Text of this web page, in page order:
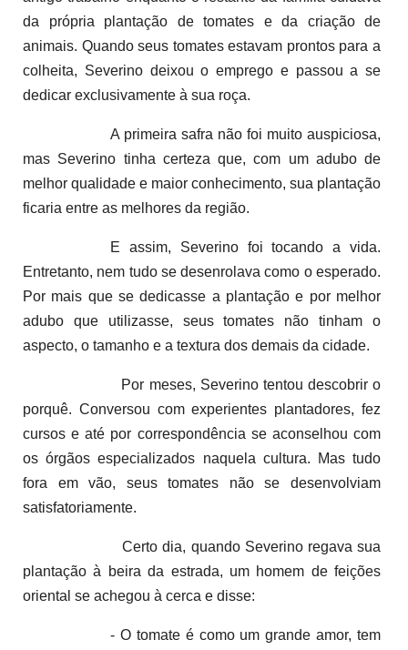
da própria plantação de tomates e da criação de
animais. Quando seus tomates estavam prontos para a
colheita, Severino deixou o emprego e passou a se
dedicar exclusivamente à sua roça.
A primeira safra não foi muito auspiciosa,
mas Severino tinha certeza que, com um adubo de
melhor qualidade e maior conhecimento, sua plantação
ficaria entre as melhores da região.
E assim, Severino foi tocando a vida.
Entretanto, nem tudo se desenrolava como o esperado.
Por mais que se dedicasse a plantação e por melhor
adubo que utilizasse, seus tomates não tinham o
aspecto, o tamanho e a textura dos demais da cidade.
Por meses, Severino tentou descobrir o
porquê. Conversou com experientes plantadores, fez
cursos e até por correspondência se aconselhou com
os órgãos especializados naquela cultura. Mas tudo
fora em vão, seus tomates não se desenvolviam
satisfatoriamente.
Certo dia, quando Severino regava sua
plantação à beira da estrada, um homem de feições
oriental se achegou à cerca e disse:
- O tomate é como um grande amor, tem